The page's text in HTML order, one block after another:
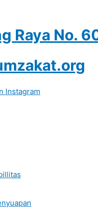
Raya No.
Instagram